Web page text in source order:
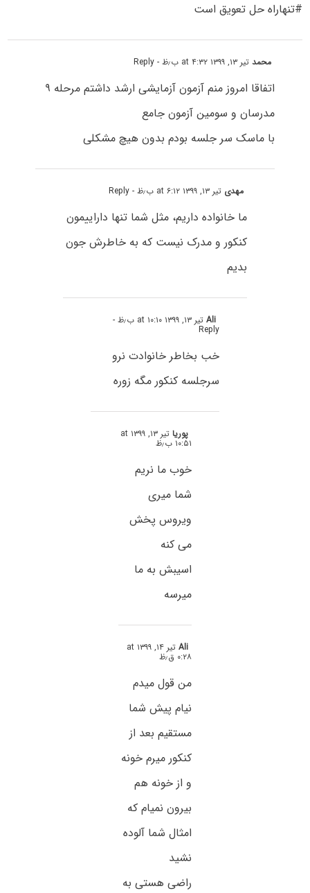
#تنهاراه حل تعویق است
محمدتیر ۱۳, ۱۳۹۹ at ۴:۳۲ ب٫ظ - Reply
اتفاقا امروز منم آزمون آزمایشی ارشد داشتم مرحله ۹
مدرسان و سومین آزمون جامع
با ماسک سر جلسه بودم بدون هیچ مشکلی
مهدی تیر ۱۳, ۱۳۹۹ at ۶:۱۲ ب٫ظ - Reply
ما خانواده داریم، مثل شما تنها داراییمون
کنکور و مدرک نیست که به خاطرش جون
بدیم
Aliتیر ۱۳, ۱۳۹۹ at ۱۰:۱۰ ب٫ظ -
Reply
خب بخاطر خانوادت نرو
سرجلسه کنکور مگه زوره
پوریا تیر ۱۳, ۱۳۹۹ at
۱۰:۵۱ ب٫ظ
خوب ما نریم
شما میری
ویروس پخش
می کنه
اسیبش به ما
میرسه
Ali تیر ۱۴, ۱۳۹۹ at
۰:۲۸ ق٫ظ
من قول میدم
نیام پیش شما
مستقیم بعد از
کنکور میرم خونه
و از خونه هم
بیرون نمیام که
امثال شما آلوده
نشید
راضی هستی به